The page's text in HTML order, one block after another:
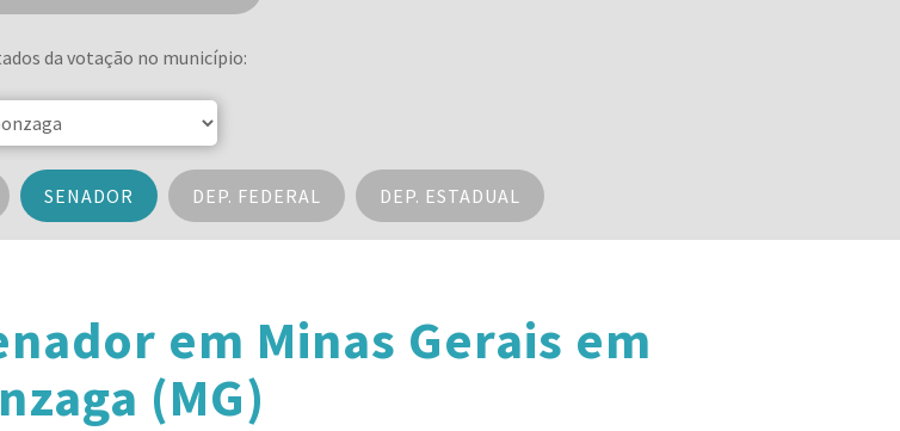
da votação no município:
SENADOR DEP. FEDERAL DEP. ESTADUAL
em Minas Gerais em
(MG)